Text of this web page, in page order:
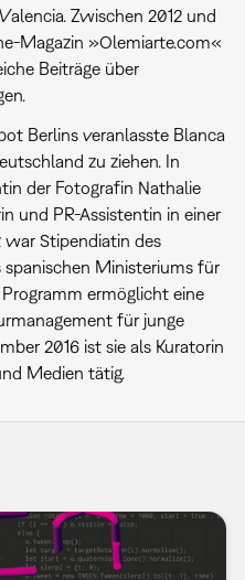
Zwischen 2012 und
Magazin »Olemiarte.com«
Beiträge über
Berlins veranlasste Blanca
zu ziehen. In
der Fotografin Nathalie
und PR-Assistentin in einer
war Stipendiatin des
spanischen Ministeriums für
ermöglicht eine
für junge
2016 ist sie als Kuratorin
Medien tätig.